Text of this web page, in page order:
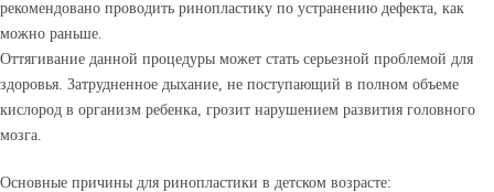
рекомендовано проводить ринопластику по устранению дефекта, как
можно раньше.
Оттягивание данной процедуры может стать серьезной проблемой для
здоровья. Затрудненное дыхание, не поступающий в полном объеме
кислород в организм ребенка, грозит нарушением развития головного
мозга.
Основные причины для ринопластики в детском возрасте: